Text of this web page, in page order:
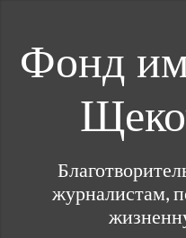
Фонд
журналистам,